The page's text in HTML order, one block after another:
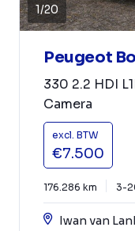
1/20
Peugeot
330 2.2 HDI
Camera
excl. BTW
€7.500
176.286 km 3-
Iwan van